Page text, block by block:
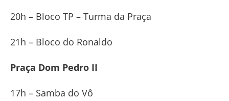
20h – Bloco TP – Turma da Praça
21h – Bloco do Ronaldo
Praça Dom Pedro II
17h – Samba do Vô